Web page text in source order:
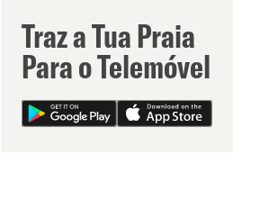
Traz a Tua Praia
Para o Telemóvel